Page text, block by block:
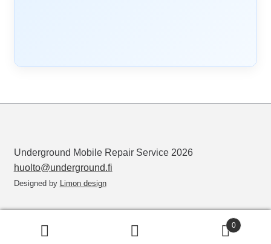
Underground Mobile Repair Service 2026
huolto@underground.fi
Designed by Limon design
0